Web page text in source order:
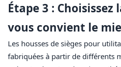
Étape 3 :
vous convient le
Les housses de sièges pour
fabriquées à partir de différents